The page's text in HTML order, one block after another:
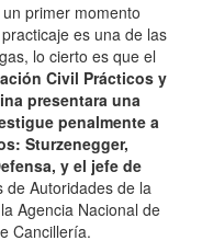
primer momento
es una de las
lo cierto es que el
Civil Prácticos y
presentara una
penalmente a
Sturzenegger,
y el jefe de
de Autoridades de la
Agencia Nacional de
Cancillería.